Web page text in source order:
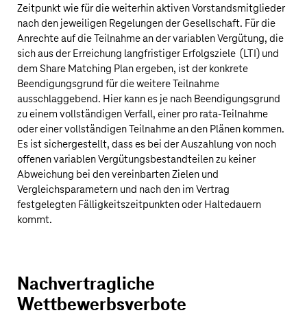
Zeitpunkt wie für die weiterhin aktiven Vorstandsmitglieder
nach den jeweiligen Regelungen der Gesellschaft. Für die
Anrechte auf die Teilnahme an der variablen Vergütung, die
sich aus der Erreichung langfristiger Erfolgsziele (LTI) und
dem Share Matching Plan ergeben, ist der konkrete
Beendigungsgrund für die weitere Teilnahme
ausschlaggebend. Hier kann es je nach Beendigungsgrund
zu einem vollständigen Verfall, einer pro rata-Teilnahme
oder einer vollständigen Teilnahme an den Plänen kommen.
Es ist sichergestellt, dass es bei der Auszahlung von noch
offenen variablen Vergütungsbestandteilen zu keiner
Abweichung bei den vereinbarten Zielen und
Vergleichsparametern und nach den im Vertrag
festgelegten Fälligkeitszeitpunkten oder Haltedauern
kommt.
Nachvertragliche
Wettbewerbsverbote